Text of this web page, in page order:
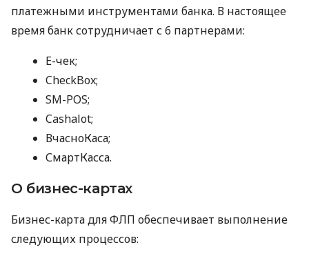
платежными инструментами банка. В настоящее
время банк сотрудничает с 6 партнерами:
E-чек;
CheckBox;
SM-POS;
Cashalot;
ВчасноКаса;
СмартКасса.
О бизнес-картах
Бизнес-карта для ФЛП обеспечивает выполнение
следующих процессов: